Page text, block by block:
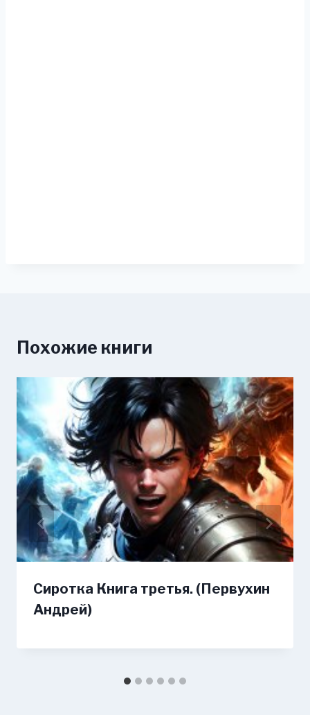
Похожие книги
Сиротка Книга третья. (Первухин
Андрей)